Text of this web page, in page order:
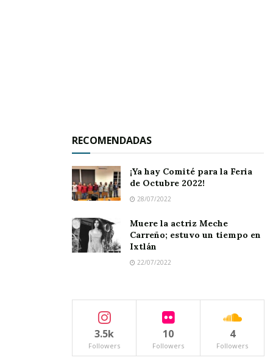
RECOMENDADAS
¡Ya hay Comité para la Feria
de Octubre 2022!
28/07/2022
Muere la actriz Meche
Carreño; estuvo un tiempo en
Ixtlán
22/07/2022
3.5k
Followers
10
Followers
4
Followers